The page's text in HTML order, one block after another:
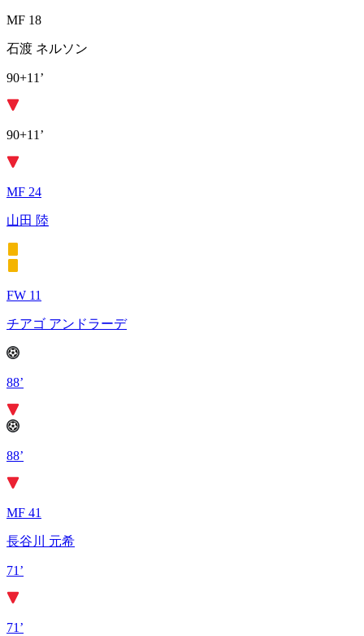
MF 18
石渡 ネルソン
90+11’
90+11’
MF 24
山田 陸
FW 11
チアゴ アンドラーデ
88’
88’
MF 41
長谷川 元希
71’
71’